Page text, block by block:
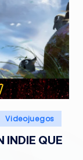
Videojuegos
INDIE QUE